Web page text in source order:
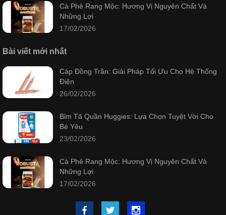
Cà Phê Rang Mộc: Hương Vị Nguyên Chất Và
Những Lợi
17/02/2026
Bài viết mới nhất
Cáp Đồng Trần: Giải Pháp Tối Ưu Cho Hệ Thống
Điện
26/02/2026
Bỉm Tã Quần Huggies: Lựa Chọn Tuyệt Vời Cho
Bé Yêu
23/02/2026
Cà Phê Rang Mộc: Hương Vị Nguyên Chất Và
Những Lợi
17/02/2026